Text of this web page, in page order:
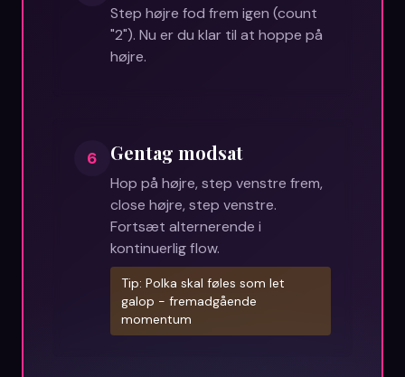
Step højre fod frem igen (count
"2"). Nu er du klar til at hoppe på
højre.
6 Gentag modsat
Hop på højre, step venstre frem,
close højre, step venstre.
Fortsæt alternerende i
kontinuerlig flow.
Tip: Polka skal føles som let
galop - fremadgående
momentum